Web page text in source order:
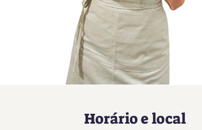
Horário e local